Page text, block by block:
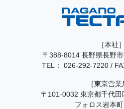
［本社］
〒388-8014 長野県長野
TEL： 026-292-7220 /
［東京営業
〒101-0032 東京都千代
フォロス岩本